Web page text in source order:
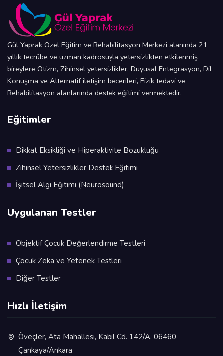
Gül Yaprak Özel Eğitim ve Rehabilitasyon Merkezi alanında 21
yıllık tecrübe ve uzman kadrosuyla yetersizlikten etkilenmiş
bireylere Otizm, Zihinsel yetersizlikler, Duyusal Entegrasyon, Dil
Konuşma ve Alternatif iletişim becerileri, Fizik tedavi ve
Rehabilitasyon alanlarında destek eğitimi vermektedir.
Eğitimler
Dikkat Eksikliği ve Hiperaktivite Bozukluğu
Zihinsel Yetersizlikler Destek Eğitimi
İşitsel Algı Eğitimi (Neurosound)
Uygulanan Testler
Objektif Çocuk Değerlendirme Testleri
Çocuk Zeka ve Yetenek Testleri
Diğer Testler
Hızlı İletişim
Öveçler, Ata Mahallesi, Kabil Cd. 142/A, 06460
Çankaya/Ankara